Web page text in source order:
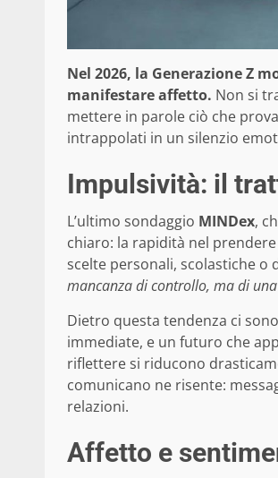
Nel 2026, la Generazione Z
manifestare affetto. Non si
mettere in parole ciò che
intrappolati in un silenzio
Impulsività: il
L’ultimo sondaggio MINDex,
chiaro: la rapidità nel
scelte personali, scolastiche o
mancanza di controllo, ma di
Dietro questa tendenza ci
immediate, e un futuro che
riflettere si riducono
comunicano ne risente:
relazioni.
Affetto e